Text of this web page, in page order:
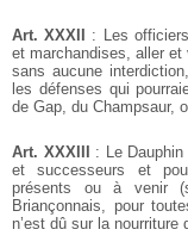
Art. XXXII : Les
et marchandises, aller et
sans aucune
les défenses qui
de Gap, du Champsaur,
Art. XXXIII : Le
et successeurs et
présents ou à venir
Briançonnais, pour
n’est dû sur la nourriture